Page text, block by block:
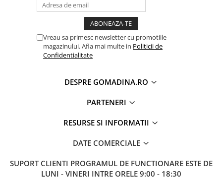
Vreau sa primesc newsletter cu promotiile
magazinului. Afla mai multe in Politicii de
Confidentialitate
DESPRE GOMADINA.RO
PARTENERI
RESURSE SI INFORMATII
DATE COMERCIALE
SUPORT CLIENTI PROGRAMUL DE FUNCTIONARE ESTE DE
LUNI - VINERI INTRE ORELE 9:00 - 18:30